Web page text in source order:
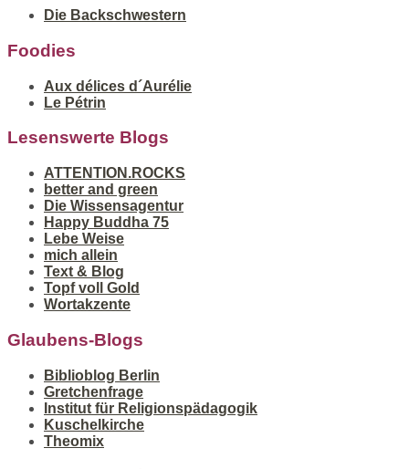
Die Backschwestern
Foodies
Aux délices d´Aurélie
Le Pétrin
Lesenswerte Blogs
ATTENTION.ROCKS
better and green
Die Wissensagentur
Happy Buddha 75
Lebe Weise
mich allein
Text & Blog
Topf voll Gold
Wortakzente
Glaubens-Blogs
Biblioblog Berlin
Gretchenfrage
Institut für Religionspädagogik
Kuschelkirche
Theomix